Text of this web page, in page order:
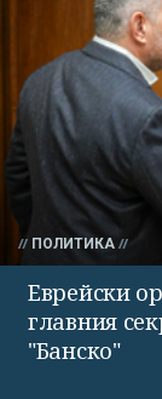
ПОЛИТИКА
Еврейски
главния
"Банско"